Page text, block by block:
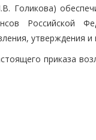
Голикова)
Российской
утверждения
приказа